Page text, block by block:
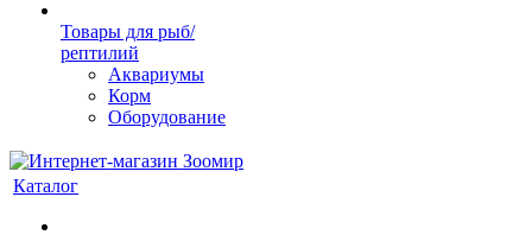
Товары для рыб/
рептилий
Аквариумы
Корм
Оборудование
Каталог